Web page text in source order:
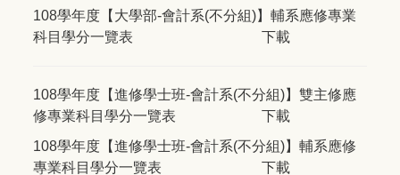
108學年度【大學部-會計系(不分組)】輔系應修專業
科目學分一覽表
下載
108學年度【進修學士班-會計系(不分組)】雙主修應
修專業科目學分一覽表
下載
108學年度【進修學士班-會計系(不分組)】輔系應修
專業科目學分一覽表
下載